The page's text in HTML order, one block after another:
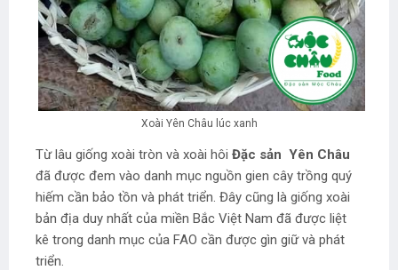
Xoài Yên Châu lúc xanh
Từ lâu giống xoài tròn và xoài hôi Đặc sản Yên Châu
đã được đem vào danh mục nguồn gien cây trồng quý
hiếm cần bảo tồn và phát triển. Đây cũng là giống xoài
bản địa duy nhất của miền Bắc Việt Nam đã được liệt
kê trong danh mục của FAO cần được gìn giữ và phát
triển.